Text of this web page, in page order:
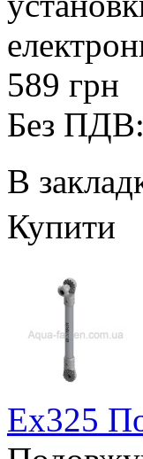
589 грн
Без
В
Купити
Ex325